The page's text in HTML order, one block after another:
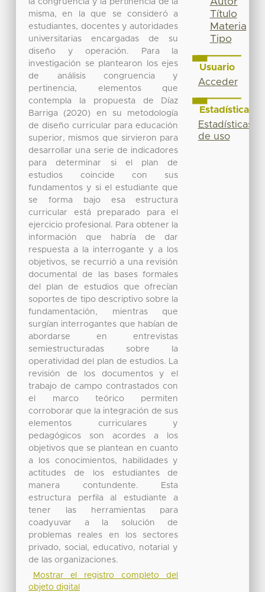
la congruencia y la pertinencia de la
misma, en la que se consideró a
estudiantes, docentes y autoridades
universitarias encargadas de su
diseño y operación. Para la
investigación se plantearon los ejes
de análisis congruencia y
pertinencia, elementos que
contempla la propuesta de Díaz
Barriga (2020) en su metodología
de diseño curricular para educación
superior, mismos que sirvieron para
desarrollar una serie de indicadores
para determinar si el plan de
estudios coincide con sus
fundamentos y si el estudiante que
se forma bajo esa estructura
curricular está preparado para el
ejercicio profesional. Para obtener la
información que habría de dar
respuesta a la interrogante y a los
objetivos, se recurrió a una revisión
documental de las bases formales
del plan de estudios que ofrecían
soportes de tipo descriptivo sobre la
fundamentación, mientras que
surgían interrogantes que habían de
abordarse en entrevistas
semiestructuradas sobre la
operatividad del plan de estudios. La
revisión de los documentos y el
trabajo de campo contrastados con
el marco teórico permiten
corroborar que la integración de sus
elementos curriculares y
pedagógicos son acordes a los
objetivos que se plantean en cuanto
a los conocimientos, habilidades y
actitudes de los estudiantes de
manera contundente. Esta
estructura perfila al estudiante a
tener las herramientas para
coadyuvar a la solución de
problemas reales en los sectores
privado, social, educativo, notarial y
de las organizaciones.
Mostrar el registro completo del
objeto digital
Título
Materia
Tipo
Usuario
Acceder
Estadísticas
Estadísticas
de uso